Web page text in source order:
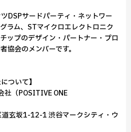
DSPサードパーティ・ネットワー
ラム、STマイクロエレクトロニク
ップのデザイン・パートナー・プロ
協会のメンバーです。
ついて】
社（POSITIVE ONE
玄坂1-12-1 渋谷マークシティ・ウ